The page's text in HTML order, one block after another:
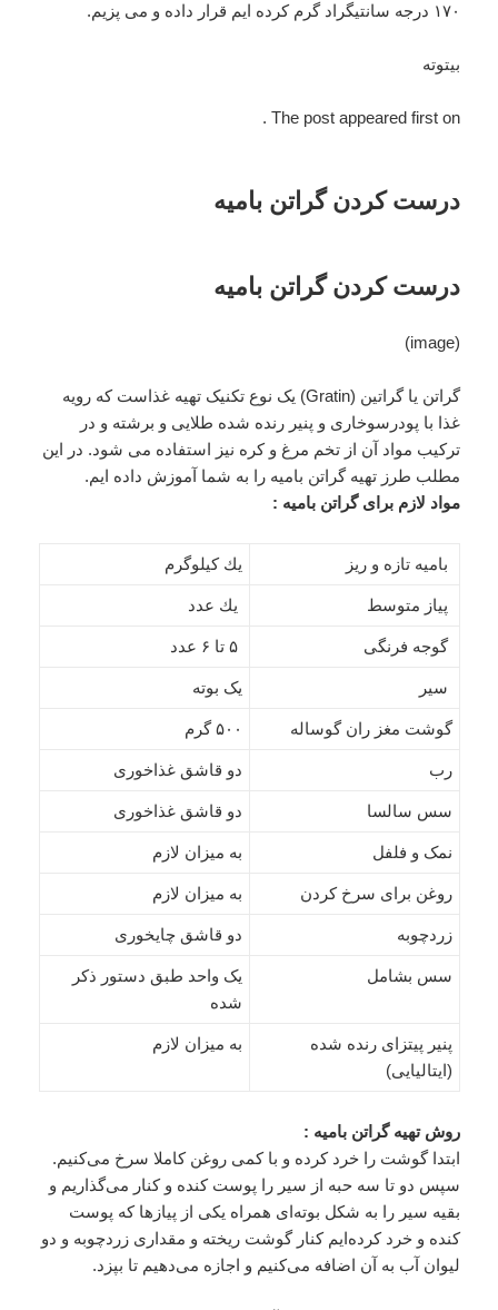
۱۷۰ درجه سانتیگراد گرم كرده ایم قرار داده و می پزیم.
بیتوته
The post appeared first on .
درست کردن گراتن بامیه
درست کردن گراتن بامیه
(image)
گراتن یا گراتین (Gratin) یک نوع تکنیک تهیه غذاست که رویه
غذا با پودرسوخاری و پنیر رنده شده طلایی و برشته و در
ترکیب مواد آن از تخم مرغ و کره نیز استفاده می شود. در این
مطلب طرز تهیه گراتن بامیه را به شما آموزش داده ایم.
مواد لازم برای گراتن بامیه :
بامیه تازه و ریز یك كیلوگرم
پیاز متوسط یك عدد
گوجه فرنگی ۵ تا ۶ عدد
سیر یک بوته
گوشت مغز ران گوساله ۵۰۰ گرم
رب دو قاشق غذاخوری
سس سالسا دو قاشق غذاخوری
نمک و فلفل به میزان لازم
روغن برای سرخ كردن به میزان لازم
زردچوبه دو قاشق چایخوری
سس بشامل
یک واحد طبق دستور ذكر
شده
پنیر پیتزای رنده شده
(ایتالیایی)
به میزان لازم
روش تهیه گراتن بامیه :
ابتدا گوشت را خرد كرده و با كمی روغن كاملا سرخ می‌كنیم.
سپس دو تا سه حبه از سیر را پوست كنده و كنار می‌گذاریم و
بقیه سیر را به شكل بوته‌ای همراه یكی از پیازها كه پوست
كنده و خرد كرده‌ایم كنار گوشت ریخته و مقداری زردچوبه و دو
لیوان آب به آن اضافه می‌كنیم و اجازه می‌دهیم تا بپزد.